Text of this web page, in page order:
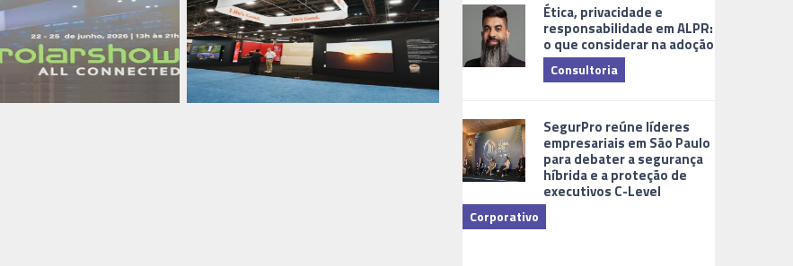
Ética, privacidade e
responsabilidade em ALPR:
o que considerar na adoção
Consultoria
SegurPro reúne líderes
empresariais em São Paulo
para debater a segurança
híbrida e a proteção de
executivos C-Level
Corporativo